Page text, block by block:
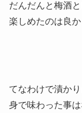
だんだんと梅酒
楽しめたのは良か
てなわけで漬か
身で味わった事